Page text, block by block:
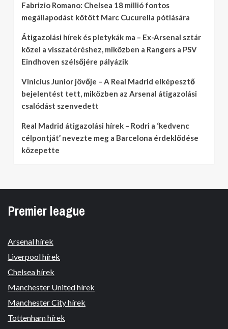
Fabrizio Romano: Chelsea 18 millió fontos
megállapodást kötött Marc Cucurella pótlására
Átigazolási hírek és pletykák ma – Ex-Arsenal sztár
közel a visszatéréshez, miközben a Rangers a PSV
Eindhoven szélsőjére pályázik
Vinicius Junior jövője – A Real Madrid elképesztő
bejelentést tett, miközben az Arsenal átigazolási
csalódást szenvedett
Real Madrid átigazolási hírek – Rodri a ‘kedvenc
célpontját’ nevezte meg a Barcelona érdeklődése
közepette
Premier league
Arsenal hírek
Liverpool hírek
Chelsea hírek
Manchester United hírek
Manchester City hírek
Tottenham hírek